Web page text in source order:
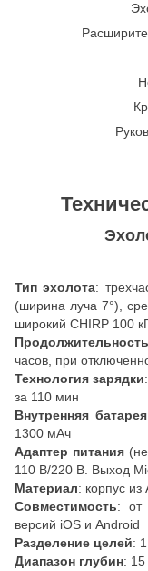
Тип эхолота:
(ширина луча 7°),
широкий CHIRP 100
часов, при
Технология зарядки
за 110 мин
Внутренняя батарея
1300 мАч
Адаптер питания
110 В/220 В. Выход
Материал: корпус из
Совместимость: от
версий iOS и Android
Разделение целей:
Диапазон глубин: